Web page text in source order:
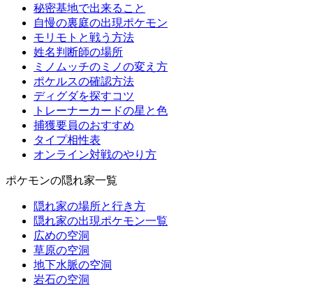
秘密基地で出来ること
自慢の裏庭の出現ポケモン
モリモトと戦う方法
姓名判断師の場所
ミノムッチのミノの変え方
ポケルスの確認方法
ディグダを探すコツ
トレーナーカードの星と色
捕獲要員のおすすめ
タイプ相性表
オンライン対戦のやり方
ポケモンの隠れ家一覧
隠れ家の場所と行き方
隠れ家の出現ポケモン一覧
広めの空洞
草原の空洞
地下水脈の空洞
岩石の空洞